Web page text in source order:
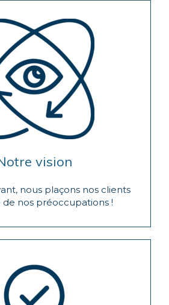
vision
nous plaçons nos clients
nos préoccupations !